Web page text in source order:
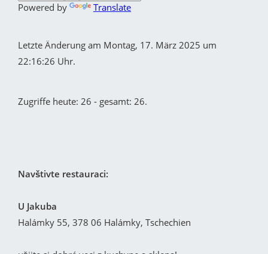
Powered by Translate
Letzte Änderung am Montag, 17. März 2025 um
22:16:26 Uhr.
Zugriffe heute: 26 - gesamt: 26.
Navštivte restauraci:
U Jakuba
Halámky 55, 378 06 Halámky, Tschechien